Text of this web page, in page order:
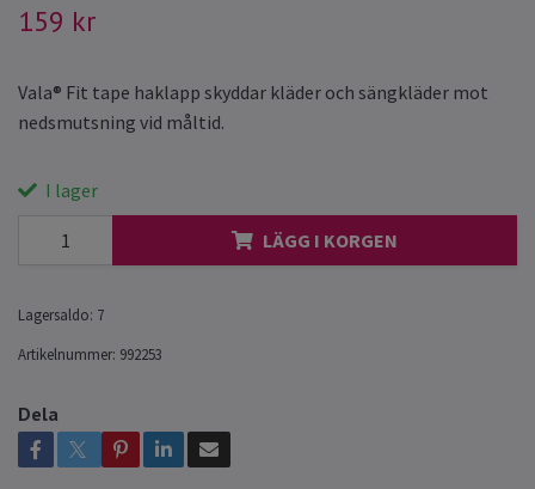
159 kr
Vala® Fit tape haklapp skyddar kläder och sängkläder mot
nedsmutsning vid måltid.
I lager
LÄGG I KORGEN
Lagersaldo: 7
Artikelnummer: 992253
Dela